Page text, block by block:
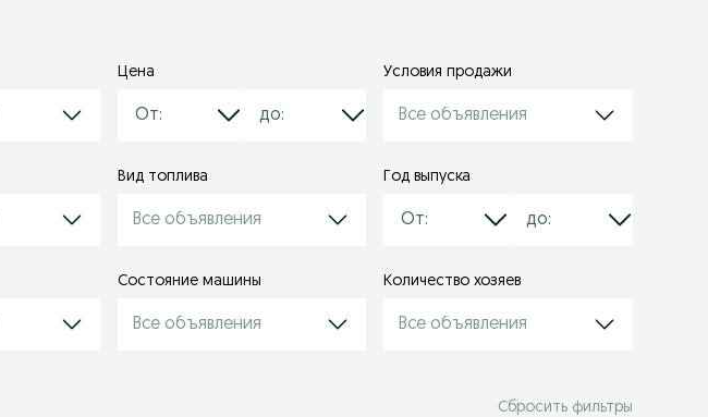
Цена Условия продажи
Все объявления
Вид топлива
Все объявления
Год выпуска
Состояние машины
Все объявления
Количество хозяев
Все объявления
Сбросить фильтры